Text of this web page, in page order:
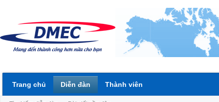
Trang chủ Diễn đàn Thành viên